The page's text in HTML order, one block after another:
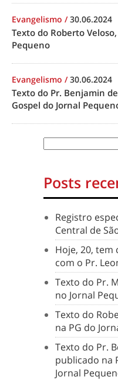
Evangelismo /30.06.2024
Texto do Roberto
Pequeno
Evangelismo /30.06.2024
Texto do Pr. Benjamin
Gospel do Jornal
Posts
Registro
Central de
Hoje, 20, tem
com o Pr.
Texto do Pr.
no Jornal
Texto do
na PG do
Texto do Pr.
publicado na
Jornal